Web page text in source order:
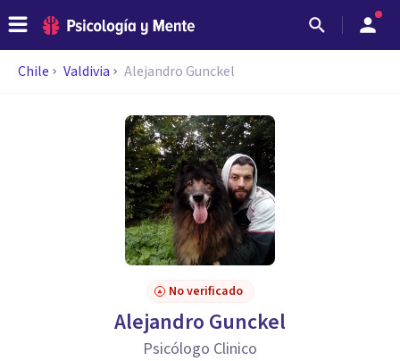
Chile Valdivia Alejandro Gunckel
No verificado
Alejandro Gunckel
Psicólogo Clinico